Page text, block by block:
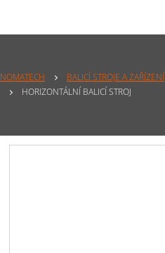
NOMATECH BALICÍ STROJE A ZAŘÍZENÍ
HORIZONTÁLNÍ BALICÍ STROJ